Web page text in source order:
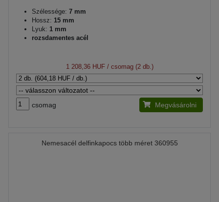
Szélessége: 7 mm
Hossz: 15 mm
Lyuk: 1 mm
rozsdamentes acél
1 208,36 HUF/ csomag (2 db.)
csomag Megvásárolni
Nemesacél delfinkapocs több méret 360955